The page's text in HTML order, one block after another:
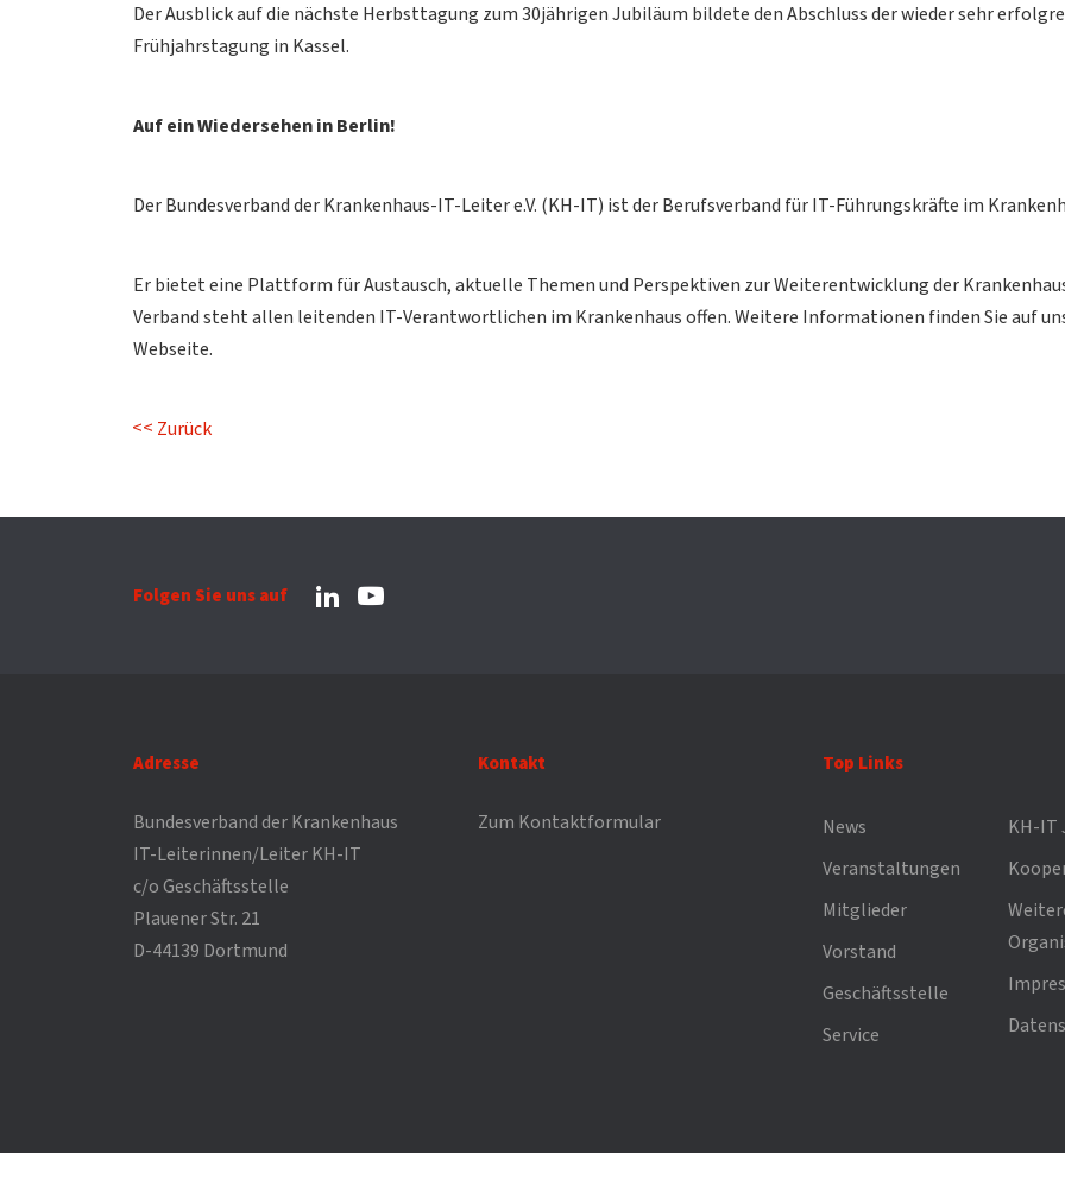
Der Ausblick auf die nächste Herbsttagung zum 30jährigen Jubiläum bildete den Abschluss der wieder sehr
Frühjahrstagung in Kassel.
Auf ein Wiedersehen in Berlin!
Der Bundesverband der Krankenhaus-IT-Leiter e.V. (KH-IT) ist der Berufsverband für IT-Führungskräfte im
Er bietet eine Plattform für Austausch, aktuelle Themen und Perspektiven zur Weiterentwicklung der
Verband steht allen leitenden IT-Verantwortlichen im Krankenhaus offen. Weitere Informationen finden Sie auf
Webseite.
Zurück
Folgen Sie uns auf
Adresse
Bundesverband der Krankenhaus
IT-Leiterinnen/Leiter KH-IT
c/o Geschäftsstelle
Plauener Str. 21
D-44139 Dortmund
Kontakt
Zum Kontaktformular
Top Links
News
Veranstaltungen
Mitglieder
Vorstand
Geschäftsstelle
Service
KH-IT